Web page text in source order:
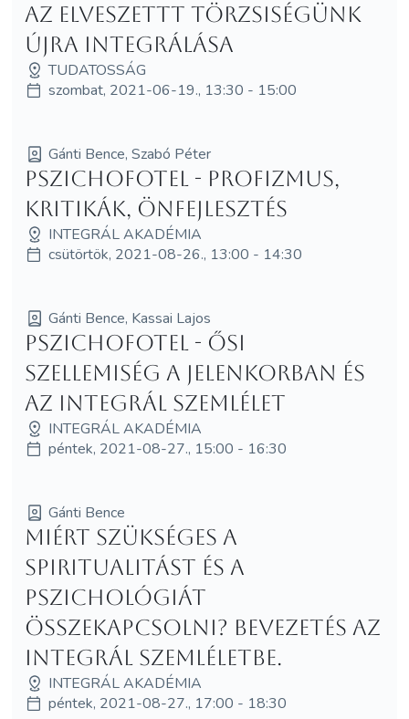
Az elveszettt törzsiségünk
újra integrálása
TUDATOSSÁG
szombat, 2021-06-19., 13:30 - 15:00
Gánti Bence, Szabó Péter
PSZICHOFOTEL - Profizmus,
kritikák, önfejlesztés
INTEGRÁL AKADÉMIA
csütörtök, 2021-08-26., 13:00 - 14:30
Gánti Bence, Kassai Lajos
PSZICHOFOTEL - Ősi
szellemiség a jelenkorban és
az integrál szemlélet
INTEGRÁL AKADÉMIA
péntek, 2021-08-27., 15:00 - 16:30
Gánti Bence
Miért szükséges a
spiritualitást és a
pszichológiát
összekapcsolni? Bevezetés az
integrál szemléletbe.
INTEGRÁL AKADÉMIA
péntek, 2021-08-27., 17:00 - 18:30